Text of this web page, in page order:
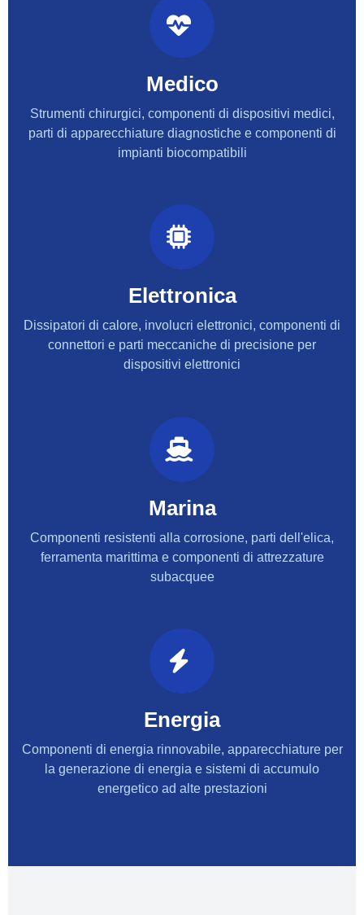
Medico
Strumenti chirurgici, componenti di dispositivi medici,
parti di apparecchiature diagnostiche e componenti di
impianti biocompatibili
Elettronica
Dissipatori di calore, involucri elettronici, componenti di
connettori e parti meccaniche di precisione per
dispositivi elettronici
Marina
Componenti resistenti alla corrosione, parti dell'elica,
ferramenta marittima e componenti di attrezzature
subacquee
Energia
Componenti di energia rinnovabile, apparecchiature per
la generazione di energia e sistemi di accumulo
energetico ad alte prestazioni